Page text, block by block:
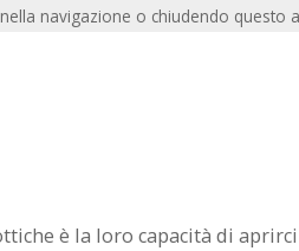
è la loro capacità di
navigazione o chiudendo questo